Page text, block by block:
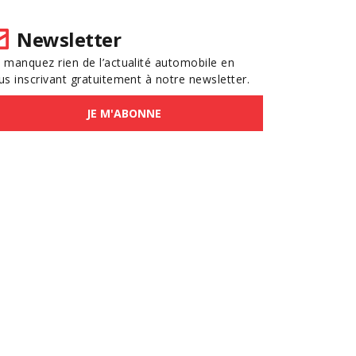
Newsletter
manquez rien de l’actualité automobile en
inscrivant gratuitement à notre newsletter.
JE M'ABONNE